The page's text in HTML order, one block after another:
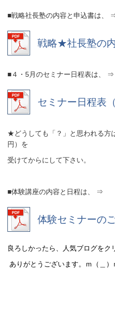
■戦略社長塾の内容と申込書は、
戦略★社長塾の
■４・5月のセミナー日程表は、 ⇒
セミナー日程表
★どうしても「？」と思われる方
円）を
受けてからにして下さい。
■体験講座の内容と日程は、 ⇒
体験セミナーの
良ろしかったら、人気ブログをク
ありがとうございます。ｍ（＿）